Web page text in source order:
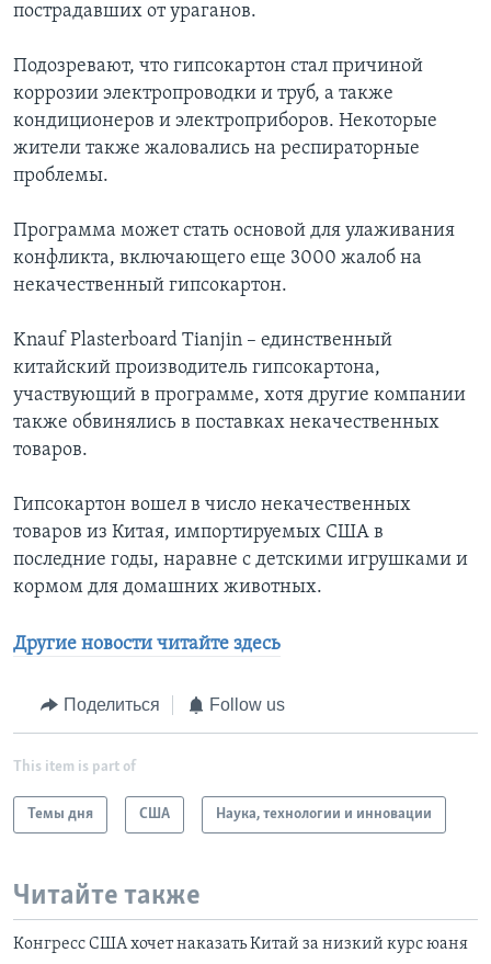
пострадавших от ураганов.
Подозревают, что гипсокартон стал причиной
коррозии электропроводки и труб, а также
кондиционеров и электроприборов. Некоторые
жители также жаловались на респираторные
проблемы.
Программа может стать основой для улаживания
конфликта, включающего еще 3000 жалоб на
некачественный гипсокартон.
Knauf Plasterboard Tianjin – единственный
китайский производитель гипсокартона,
участвующий в программе, хотя другие компании
также обвинялись в поставках некачественных
товаров.
Гипсокартон вошел в число некачественных
товаров из Китая, импортируемых США в
последние годы, наравне с детскими игрушками и
кормом для домашних животных.
Другие новости читайте здесь
Поделиться Follow us
This item is part of
Темы дня США Наука, технологии и инновации
Читайте также
Конгресс США хочет наказать Китай за низкий курс юаня